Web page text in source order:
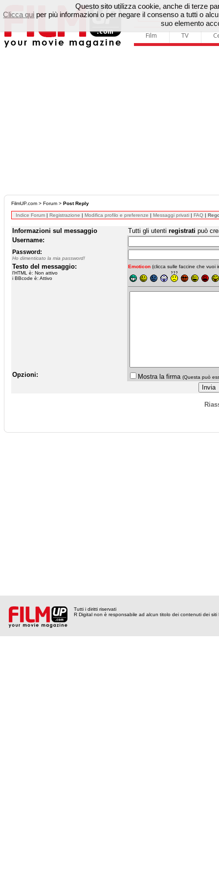
Film TV
FilmUP.com > Forum > Post Reply
Indice Forum | Registrazione | Modifica profilo e preferenze | Messaggi privati | FAQ |
Informazioni sul messaggio Tutti gli utenti registrati può
Username:
Password:
Ho dimenticato la mia password!
Testo del messaggio:
l'HTML è: Non attivo
i BBcode è: Attivo
Emoticon (clicca sulle faccine che vuoi
Opzioni: Mostra la firma (Questa può
Tutti i diritti riservati
R Digital non è responsabile ad alcun titolo dei contenuti dei siti
Questo sito utilizza cookie, anche di terze
Clicca qui per più informazioni o per negare il consenso a tutti o
suo elemento